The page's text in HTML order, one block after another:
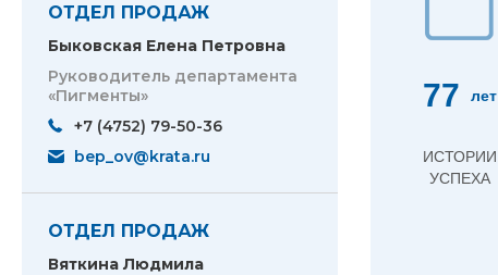
ОТДЕЛ ПРОДАЖ
Быковская Елена Петровна
Руководитель департамента
«Пигменты»
+7 (4752) 79-50-36
bep_ov@krata.ru
ОТДЕЛ ПРОДАЖ
Вяткина Людмила
77 лет
ИСТОРИИ
УСПЕХА